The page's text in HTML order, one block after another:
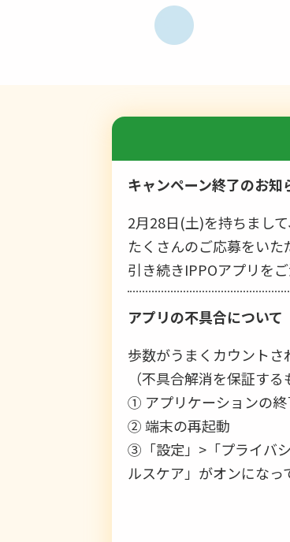
キャンペーン終了のお知
2月28日(土)を持ちまし
たくさんのご応募をいた
引き続きIPPOアプリを
アプリの不具合について
歩数がうまくカウントさ
（不具合解消を保証す
① アプリケーションの終
② 端末の再起動
③「設定」>「プライバ
ルスケア」がオンになっ